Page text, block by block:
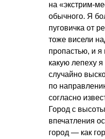
на «экстрим-
обычного. Я
пуговичка от
тоже висели
пропастью, и
какую лепеху
случайно
по
согласно
Город с
впечатления
город — как